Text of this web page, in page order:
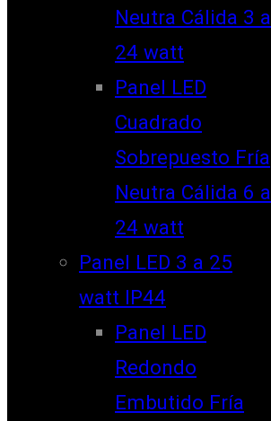
Neutra Cálida 3 a
24 watt
Panel LED
Cuadrado
Sobrepuesto Fría
Neutra Cálida 6 a
24 watt
Panel LED 3 a 25
watt IP44
Panel LED
Redondo
Embutido Fría